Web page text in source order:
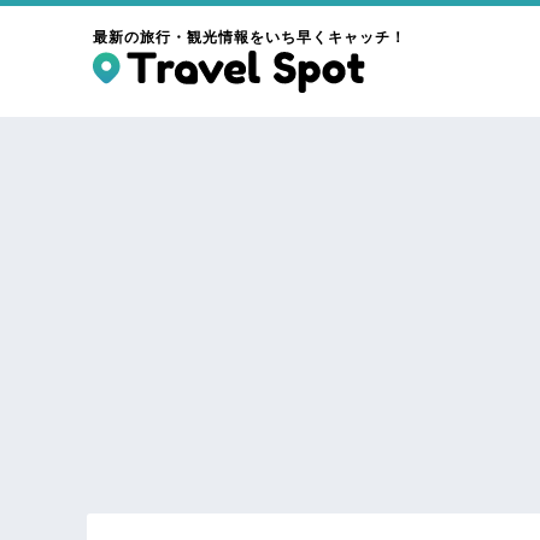
最新の旅行・観光情報をいち早くキャッチ！